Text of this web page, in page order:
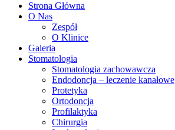
Strona Główna
O Nas
Zespół
O Klinice
Galeria
Stomatologia
Stomatologia zachowawcza
Endodoncja – leczenie kanałowe
Protetyka
Ortodoncja
Profilaktyka
Chirurgia